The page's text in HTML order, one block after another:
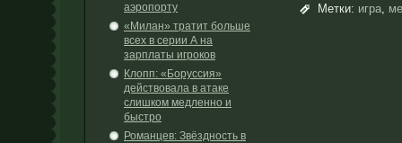
аэропорту
«Милан» тратит больше
всех в серии А на
зарплаты игроков
Клопп: «Боруссия»
действовала в атаке
слишком медленно и
быстро
Романцев: Звёздность в
Метки: игра,